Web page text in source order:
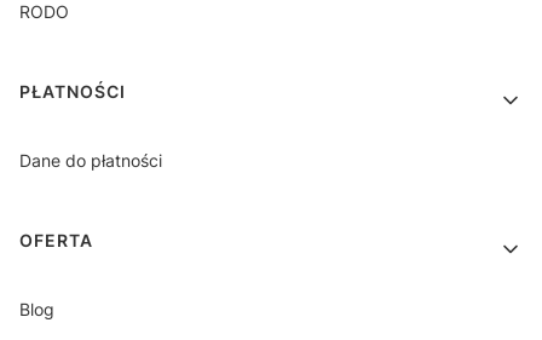
RODO
PŁATNOŚCI
Dane do płatności
OFERTA
Blog